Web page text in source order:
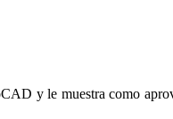
y le muestra como